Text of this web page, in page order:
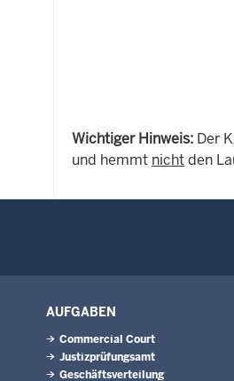
Wichtiger Hinweis: Der
und hemmt nichtden
AUFGABEN
Commercial Court
Justizprüfungsamt
Geschäftsverteilung